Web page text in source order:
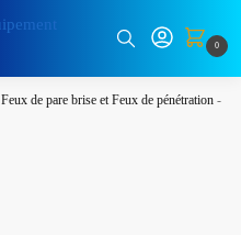
0
Feux de pare brise et Feux de pénétration -